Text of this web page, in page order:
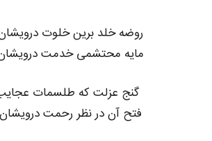
حافظروضه خلد برین خلوت
مایه محتشمی خدمت
گنج عزلت که طلسمات
فتح آن در نظر رحمت